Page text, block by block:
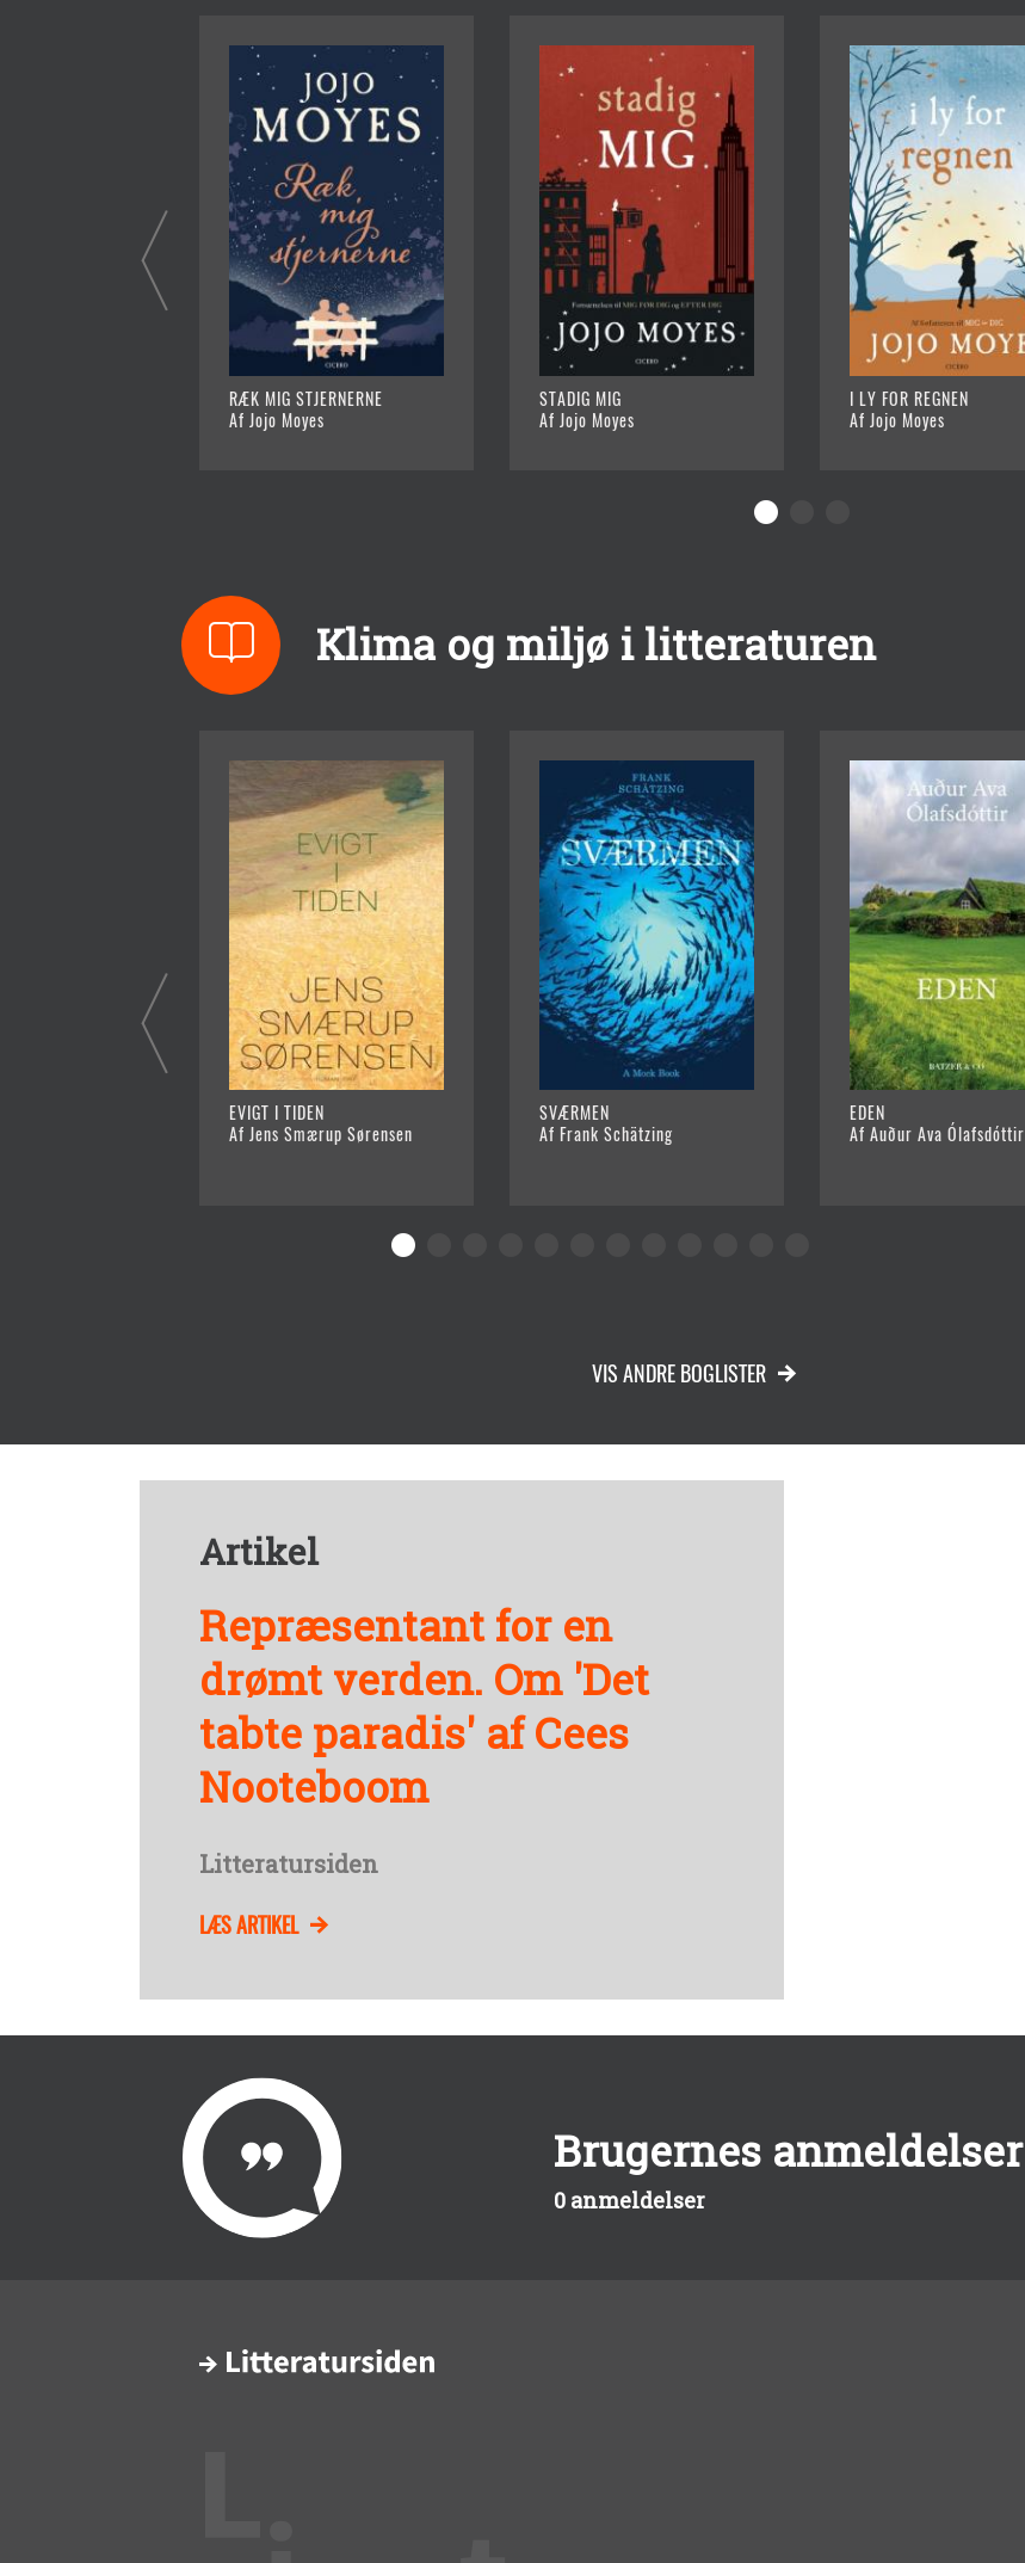
RÆK MIG STJERNERNE
Af Jojo Moyes
STADIG MIG
Af Jojo Moyes
I LY FOR REGNEN
Af Jojo Moyes
Klima og miljø i litteraturen
EVIGT I TIDEN
Af Jens Smærup Sørensen
SVÆRMEN
Af Frank Schätzing
EDEN
Af Auður Ava Ólafsdóttir
VIS ANDRE BOGLISTER
Artikel
Repræsentant for en
drømt verden. Om 'Det
tabte paradis' af Cees
Nooteboom
Litteratursiden
LÆS ARTIKEL
Brugernes anmeldelser
0 anmeldelser